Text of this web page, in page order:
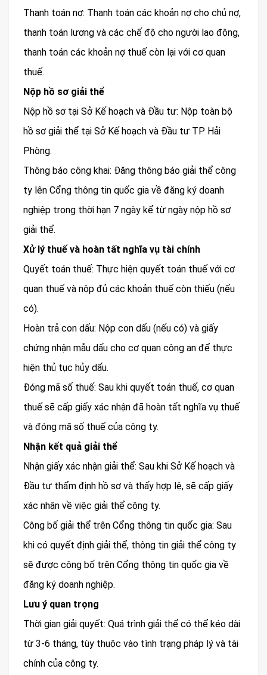
Thanh toán nợ: Thanh toán các khoản nợ cho chủ nợ,
thanh toán lương và các chế độ cho người lao động,
thanh toán các khoản nợ thuế còn lại với cơ quan
thuế.
Nộp hồ sơ giải thể
Nộp hồ sơ tại Sở Kế hoạch và Đầu tư: Nộp toàn bộ
hồ sơ giải thể tại Sở Kế hoạch và Đầu tư TP Hải
Phòng.
Thông báo công khai: Đăng thông báo giải thể công
ty lên Cổng thông tin quốc gia về đăng ký doanh
nghiệp trong thời hạn 7 ngày kể từ ngày nộp hồ sơ
giải thể.
Xử lý thuế và hoàn tất nghĩa vụ tài chính
Quyết toán thuế: Thực hiện quyết toán thuế với cơ
quan thuế và nộp đủ các khoản thuế còn thiếu (nếu
có).
Hoàn trả con dấu: Nộp con dấu (nếu có) và giấy
chứng nhận mẫu dấu cho cơ quan công an để thực
hiện thủ tục hủy dấu.
Đóng mã số thuế: Sau khi quyết toán thuế, cơ quan
thuế sẽ cấp giấy xác nhận đã hoàn tất nghĩa vụ thuế
và đóng mã số thuế của công ty.
Nhận kết quả giải thể
Nhận giấy xác nhận giải thể: Sau khi Sở Kế hoạch và
Đầu tư thẩm định hồ sơ và thấy hợp lệ, sẽ cấp giấy
xác nhận về việc giải thể công ty.
Công bố giải thể trên Cổng thông tin quốc gia: Sau
khi có quyết định giải thể, thông tin giải thể công ty
sẽ được công bố trên Cổng thông tin quốc gia về
đăng ký doanh nghiệp.
Lưu ý quan trọng
Thời gian giải quyết: Quá trình giải thể có thể kéo dài
từ 3-6 tháng, tùy thuộc vào tình trạng pháp lý và tài
chính của công ty.